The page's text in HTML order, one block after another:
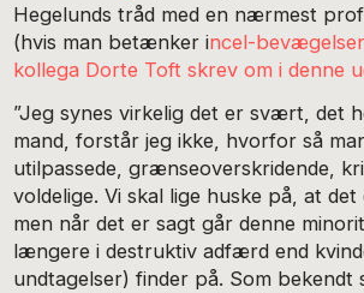
Hegelunds tråd med en nærmest
(hvis man betænker incel-
kollega Dorte Toft skrev om i denne
”Jeg synes virkelig det er svært, det
mand, forstår jeg ikke, hvorfor så
utilpassede, grænseoverskridende,
voldelige. Vi skal lige huske på, at
men når det er sagt går denne
længere i destruktiv adfærd end
undtagelser) finder på. Som bekendt